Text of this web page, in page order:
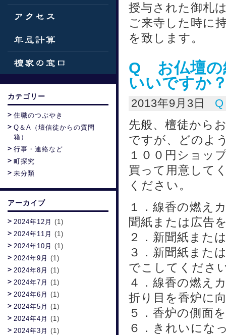
授与された御札
ご来寺した時に
を致します。
Q お仏壇の
いいですか
2013年9月3日
先般、檀徒から
ですが、どのよ
１００円ショッ
買って用意して
ください。
１．線香の燃え
聞紙または広告
２．新聞紙また
３．新聞紙また
でこしてくださ
４．線香の燃え
折り目を香炉に
５．香炉の側面
６．きれいにな
カテゴリー
住職のつぶやき
Q＆A（壇信徒からの質問
箱）
行事・連絡など
町探究
未分類
アーカイブ
2024年12月 (1)
2024年11月 (1)
2024年10月 (1)
2024年9月 (1)
2024年8月 (1)
2024年7月 (1)
2024年6月 (1)
2024年5月 (1)
2024年4月 (1)
2024年3月 (1)